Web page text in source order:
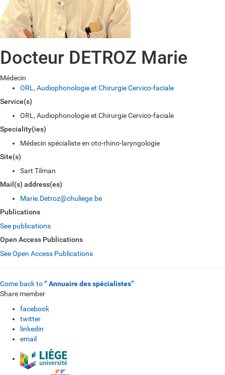
Docteur DETROZ Marie
Médecin
ORL, Audiophonologie et Chirurgie Cervico-faciale
Service(s)
ORL, Audiophonologie et Chirurgie Cervico-faciale
Speciality(ies)
Médecin spécialiste en oto-rhino-laryngologie
Site(s)
Sart Tilman
Mail(s) address(es)
Marie.Detroz@chuliege.be
Publications
See publications
Open Access Publications
See Open Access Publications
Come back to“ Annuaire des spécialistes”
Share member
facebook
twitter
linkedin
email